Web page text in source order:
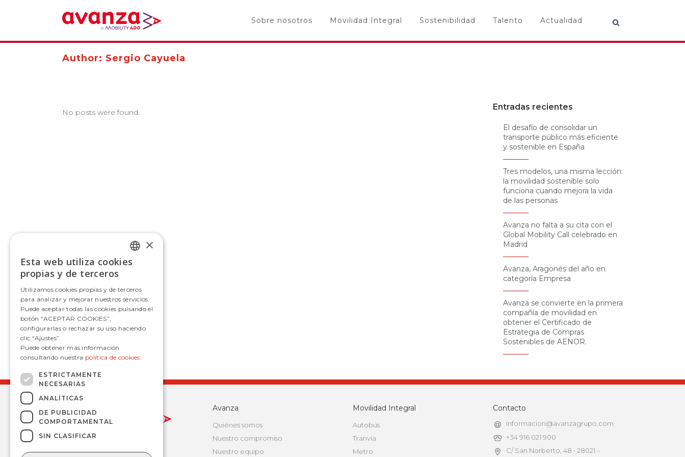
Sobre nosotros Movilidad Integral Sostenibilidad Talento Actualidad
Author: Sergio Cayuela
No posts were found.
Entradas recientes
El desafío de consolidar un
transporte público más eficiente
y sostenible en España
Tres modelos, una misma lección:
la movilidad sostenible solo
funciona cuando mejora la vida
de las personas
Avanza no falta a su cita con el
Global Mobility Call celebrado en
Madrid
Avanza, Aragonés del año en
categoría Empresa
Avanza se convierte en la primera
compañía de movilidad en
obtener el Certificado de
Estrategia de Compras
Sostenibles de AENOR.
Avanza
Quiénes somos
Nuestro compromiso
Nuestro equipo
Movilidad Integral
Autobús
Tranvía
Metro
Contacto
informacion@avanzagrupo.com
+34 916 021 900
C/ San Norberto, 48 • 28021 –
SPANISH
×
Esta web utiliza cookies
propias y de terceros
Utilizamos cookies propias y de terceros
para analizar y mejorar nuestros servicios.
Puede aceptar todas las cookies pulsando el
botón “ACEPTAR COOKIES”,
configurarlas o rechazar su uso haciendo
clic “Ajustes”.
Puede obtener más información
consultando nuestra política de cookies.
ESTRICTAMENTE
NECESARIAS
ANALÍTICAS
DE PUBLICIDAD
COMPORTAMENTAL
SIN CLASIFICAR